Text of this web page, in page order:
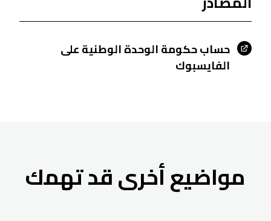
حساب حكومة الوحدة الوطنية على
الفايسبوك
مواضيع أخرى قد تهمك